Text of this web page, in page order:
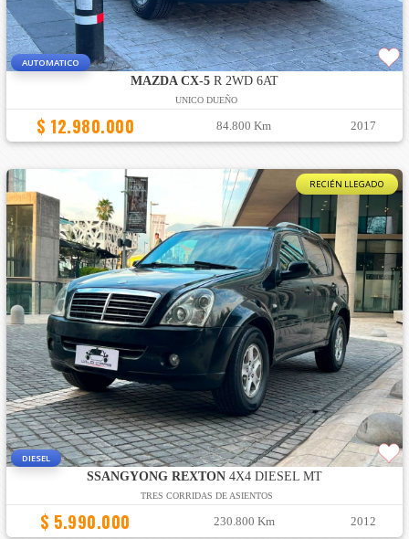
AUTOMATICO
MAZDA CX-5 R 2WD 6AT
UNICO DUEÑO
$ 12.980.000 84.800 Km 2017
RECIÉN LLEGADO
DIESEL
SSANGYONG REXTON4X4 DIESEL MT
TRES CORRIDAS DE ASIENTOS
$ 5.990.000 230.800 Km 2012